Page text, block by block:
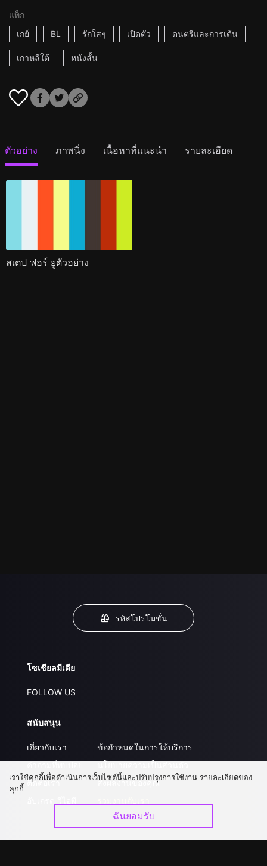
แท็ก
เกย์
BL รักใสๆ เปิดตัว ดนตรีและการเต้น
เกาหลีใต้ หนังสั้น
ตัวอย่าง ภาพนิ่ง เนื้อหาที่แนะนำ รายละเอียด
สเตป ฟอร์ ยูตัวอย่าง
รหัสโปรโมชั่น
โซเชียลมีเดีย
FOLLOW US
สนับสนุน
เกี่ยวกับเรา
ติดต่อเรา
ข้อกำหนดในการให้บริการ
ส่งผลงานของคุณ
เราใช้คุกกี้เพื่อดำเนินการเว็บไซต์นี้และปรับปรุงการใช้งาน รายละเอียดของ
คุกกี้
ฉันยอมรับ